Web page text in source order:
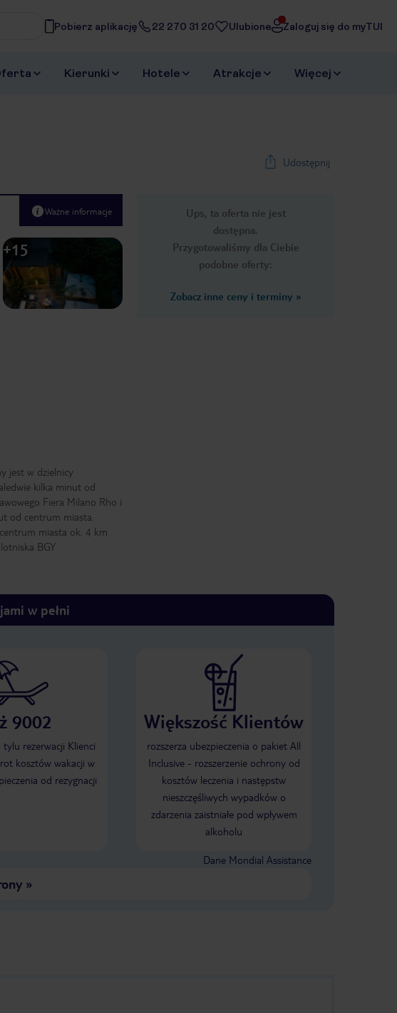
Pobierz aplikację 22 270 31 20 Ulubione Zaloguj się do myTUI
Kierunki Hotele Atrakcje Więcej
Udostępnij
Ups, ta oferta nie jest
dostępna.
Przygotowaliśmy dla Ciebie
podobne oferty:
Zobacz inne ceny i terminy »
Ważne informacje
Next slide
1 /21
+15
jest w dzielnicy
kilka minut od
Fiera Milano Rho i
od centrum miasta.
miasta ok. 4 km
BGY
w pełni
9002
rezerwacji Klienci
kosztów wakacji w
od rezygnacji
Większość Klientów
rozszerza ubezpieczenia o pakiet All
Inclusive - rozszerzenie ochrony od
kosztów leczenia i następstw
nieszczęśliwych wypadków o
zdarzenia zaistniałe pod wpływem
alkoholu
Dane Mondial Assistance
»